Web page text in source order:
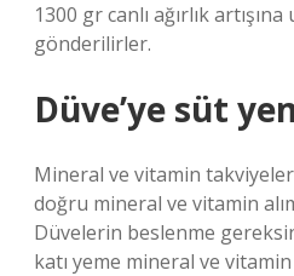
1300 gr canlı ağırlık
gönderilirler.
Düve’ye süt
Mineral ve vitamin
doğru mineral ve vitamin
Düvelerin beslenme
katı yeme mineral ve